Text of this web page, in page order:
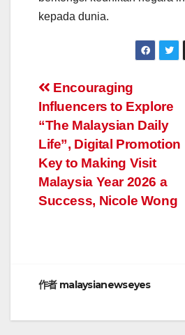
kepada dunia.
文
章
导
航
Encouraging
Influencers to Explore
“The Malaysian Daily
Life”, Digital Promotion
Key to Making Visit
Malaysia Year 2026 a
Success, Nicole Wong
作者 malaysianewseyes